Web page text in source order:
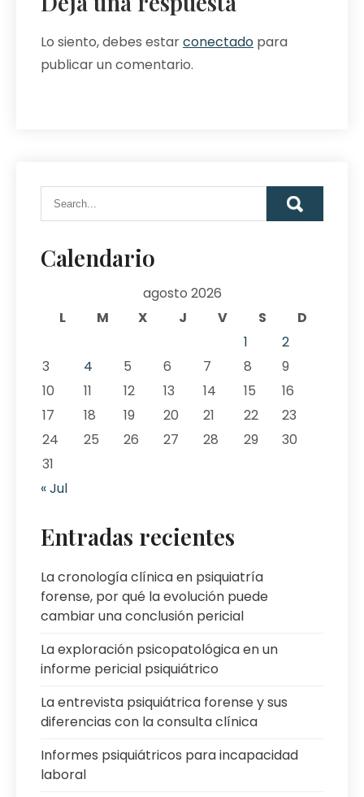
Lo siento, debes estarconectado para
publicar un comentario.
Calendario
agosto 2026
L
M X J V S
D
1
2
3
4 5 6 7 8
9
10
11 12 13 14 15
16
17
18 19 20 21 22
23
24
25 26 27 28 29
30
31
« Jul
Entradas recientes
La cronología clínica en psiquiatría
forense, por qué la evolución puede
cambiar una conclusión pericial
La exploración psicopatológica en un
informe pericial psiquiátrico
La entrevista psiquiátrica forense y sus
diferencias con la consulta clínica
Informes psiquiátricos para incapacidad
laboral